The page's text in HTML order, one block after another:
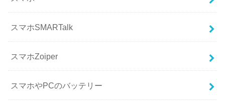
スマホSMARTalk
スマホZoiper
スマホやPCのバッテリー